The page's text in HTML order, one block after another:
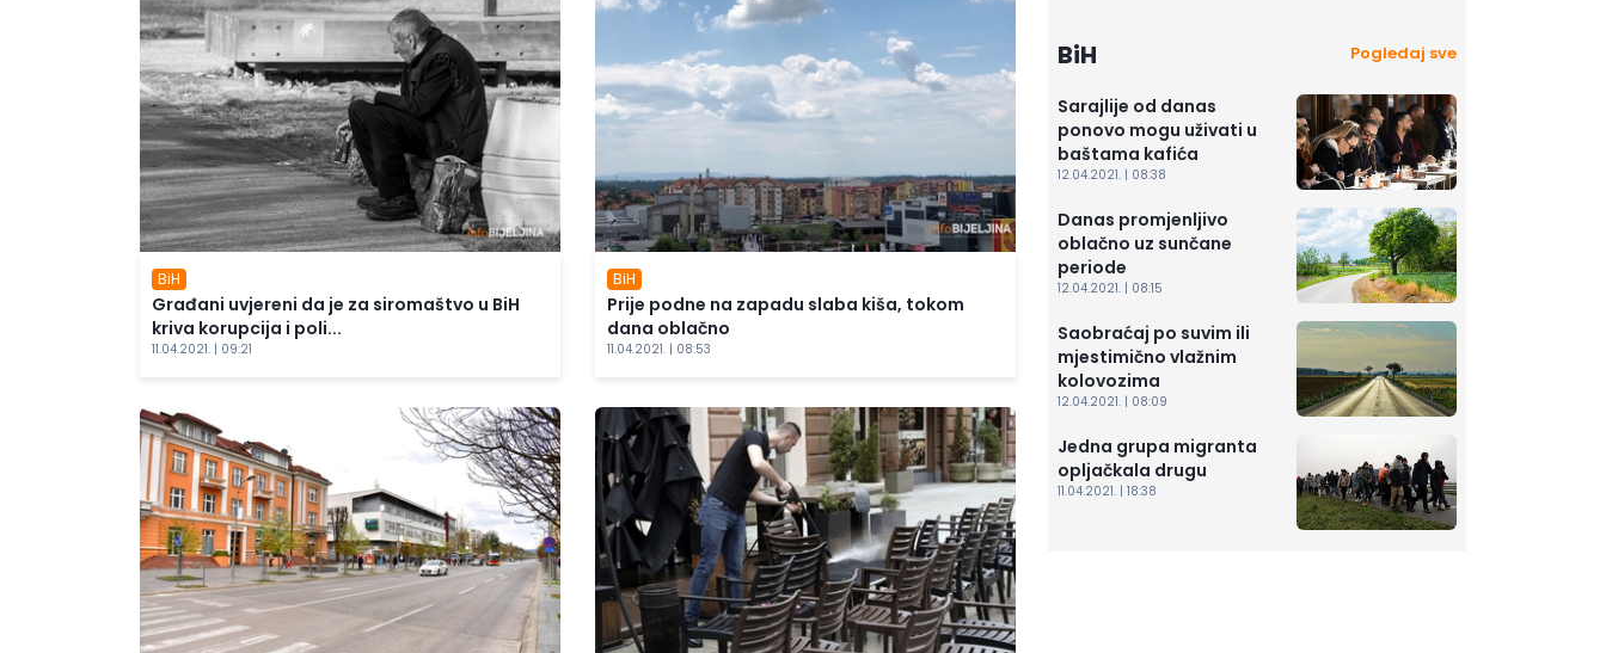
BiH
Građani uvjereni da je za siromaštvo u BiH
kriva korupcija i poli...
11.04.2021. | 09:21
BiH
Prije podne na zapadu slaba kiša, tokom
dana oblačno
11.04.2021. | 08:53
BiH Pogledaj sve
Sarajlije od danas
ponovo mogu uživati u
baštama kafića
12.04.2021. | 08:38
Danas promjenljivo
oblačno uz sunčane
periode
12.04.2021. | 08:15
Saobraćaj po suvim ili
mjestimično vlažnim
kolovozima
12.04.2021. | 08:09
Jedna grupa migranta
opljačkala drugu
11.04.2021. | 18:38